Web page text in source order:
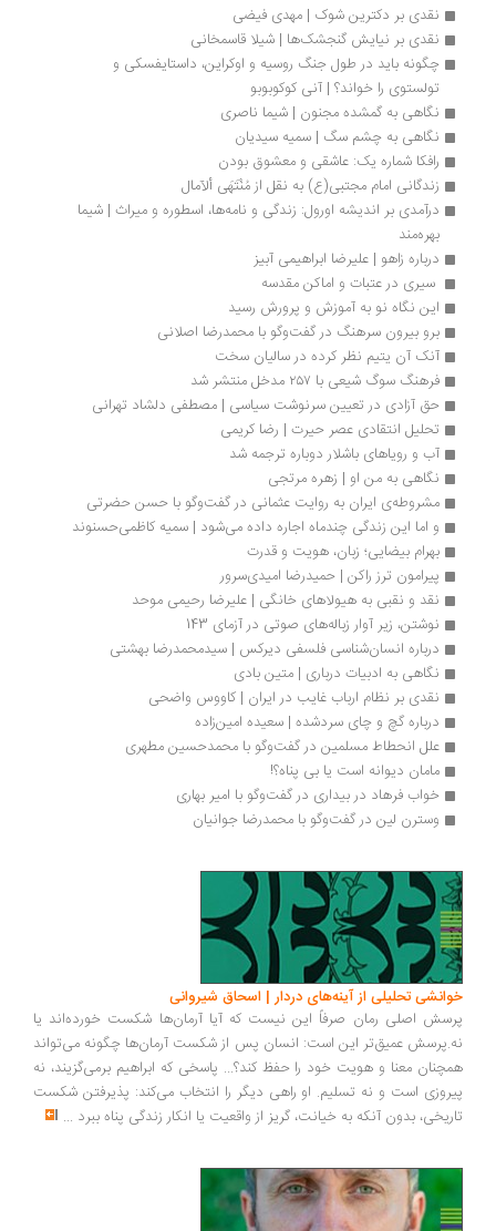
نقدی بر دکترین شوک | مهدی فیضی
نقدی بر نیایش گنجشک‌ها | شیلا قاسمخانی
چگونه باید در طول جنگ روسیه و اوکراین، داستایفسکی و
تولستوی را خواند؟ | آنی کوکوبوبو
نگاهی به گمشده مجنون | شیما ناصری
نگاهی به چشم سگ | سمیه سیدیان
رافکا شماره یک: عاشقی و معشوق بودن
زندگانی امام مجتبی(ع) به نقل از مُنْتَهَی ألآمال
درآمدی بر اندیشه اورول: زندگی و نامه‌ها، اسطوره و میراث | شیما
درباره زاهو | علیرضا ابراهیمی آبیز
سیری در عتبات و اماکن مقدسه
این نگاه نو به آموزش و پرورش رسید
برو بیرون سرهنگ در گفت‌وگو با محمدرضا اصلانی
آنک آن یتیم نظر کرده در سالیان سخت
فرهنگ سوگ شیعی با ۲۵۷ مدخل منتشر شد
حق آزادى در تعيين سرنوشت سياسى | مصطفی دلشاد تهرانی
تحلیل انتقادی عصر حیرت | رضا کریمی
آب و رویاهای باشلار دوباره ترجمه شد
نگاهی به من او | زهره مرتجی
مشروطه‌ی ایران به روایت عثمانی در گفت‌وگو با حسن حضرتی
و اما این زندگی چندماه اجاره داده می‌شود | سمیه کاظمی‌حسنوند
بهرام بیضایی؛ زبان، هویت و قدرت
پیرامون ترز راکن | حمیدرضا امیدی‌سرور
نقد و نقبی به هیولاهای خانگی | علیرضا رحیمی موحد
نوشتن، زیر آوار زباله‌های صوتی در آزمای 143
درباره انسان‌شناسی فلسفی دیرکس | سیدمحمدرضا بهشتی
نگاهی به ادبیات درباری | متین بادی
نقدی بر نظام ارباب غایب در ایران | کاووس واضحی
درباره گچ و چای سردشده | سعیده امین‌زاده
علل انحطاط مسلمین در گفت‌وگو با محمدحسین مطهری
مامان دیوانه است یا بی پناه؟!
خواب فرهاد در بیداری در گفت‌وگو با امیر بهاری
وسترن لین در گفت‌وگو با محمدرضا جوانیان
تحلیلی از آینه‌های دردار | اسحاق شیروانی
اصلی رمان صرفاً این نیست که آیا آرمان‌ها شکست خورده‌اند یا
عمیق‌تر این است: انسان پس از شکست آرمان‌ها چگونه می‌تواند
معنا و هویت خود را حفظ کند؟... پاسخی که ابراهیم برمی‌گزیند، نه
است و نه تسلیم. او راهی دیگر را انتخاب می‌کند: پذیرفتن شکست
بدون آنکه به خیانت، گریز از واقعیت یا انکار زندگی پناه ببرد...